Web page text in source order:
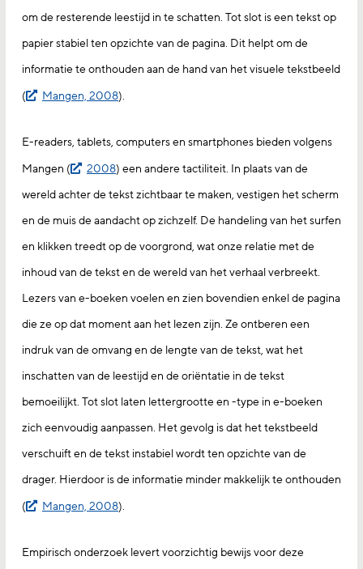
om de resterende leestijd in te schatten. Tot slot is een tekst op
papier stabiel ten opzichte van de pagina. Dit helpt om de
informatie te onthouden aan de hand van het visuele tekstbeeld
(
Mangen, 2008).
E-readers, tablets, computers en smartphones bieden volgens
Mangen (
2008) een andere tactiliteit. In plaats van de
wereld achter de tekst zichtbaar te maken, vestigen het scherm
en de muis de aandacht op zichzelf. De handeling van het surfen
en klikken treedt op de voorgrond, wat onze relatie met de
inhoud van de tekst en de wereld van het verhaal verbreekt.
Lezers van e-boeken voelen en zien bovendien enkel de pagina
die ze op dat moment aan het lezen zijn. Ze ontberen een
indruk van de omvang en de lengte van de tekst, wat het
inschatten van de leestijd en de oriëntatie in de tekst
bemoeilijkt. Tot slot laten lettergrootte en -type in e-boeken
zich eenvoudig aanpassen. Het gevolg is dat het tekstbeeld
verschuift en de tekst instabiel wordt ten opzichte van de
drager. Hierdoor is de informatie minder makkelijk te onthouden
(
Mangen, 2008).
Empirisch onderzoek levert voorzichtig bewijs voor deze